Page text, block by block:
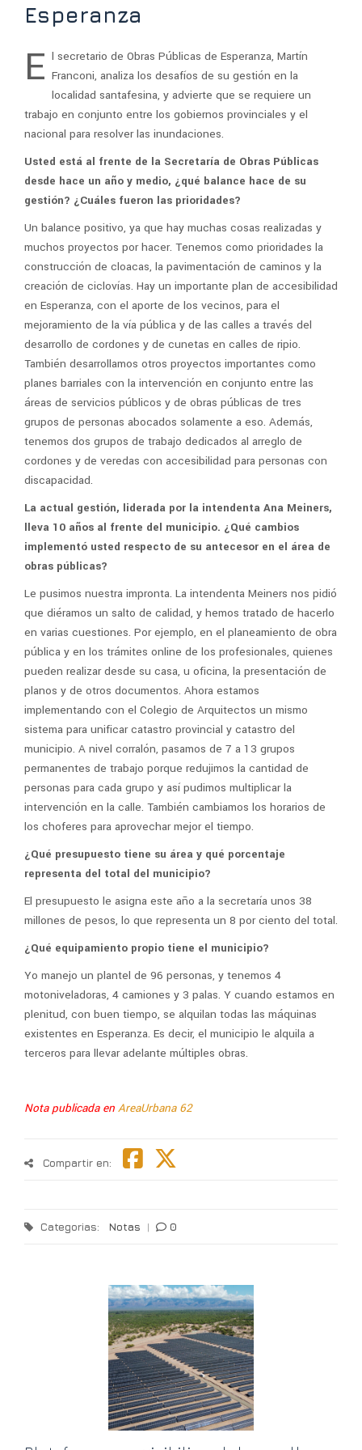
Esperanza
E l secretario de Obras Públicas de Esperanza, Martín
Franconi, analiza los desafíos de su gestión en la
localidad santafesina, y advierte que se requiere un
trabajo en conjunto entre los gobiernos provinciales y el
nacional para resolver las inundaciones.
Usted está al frente de la Secretaría de Obras Públicas
desde hace un año y medio, ¿qué balance hace de su
gestión? ¿Cuáles fueron las prioridades?
Un balance positivo, ya que hay muchas cosas realizadas y
muchos proyectos por hacer. Tenemos como prioridades la
construcción de cloacas, la pavimentación de caminos y la
creación de ciclovías. Hay un importante plan de accesibilidad
en Esperanza, con el aporte de los vecinos, para el
mejoramiento de la vía pública y de las calles a través del
desarrollo de cordones y de cunetas en calles de ripio.
También desarrollamos otros proyectos importantes como
planes barriales con la intervención en conjunto entre las
áreas de servicios públicos y de obras públicas de tres
grupos de personas abocados solamente a eso. Además,
tenemos dos grupos de trabajo dedicados al arreglo de
cordones y de veredas con accesibilidad para personas con
discapacidad.
La actual gestión, liderada por la intendenta Ana Meiners,
lleva 10 años al frente del municipio. ¿Qué cambios
implementó usted respecto de su antecesor en el área de
obras públicas?
Le pusimos nuestra impronta. La intendenta Meiners nos pidió
que diéramos un salto de calidad, y hemos tratado de hacerlo
en varias cuestiones. Por ejemplo, en el planeamiento de obra
pública y en los trámites online de los profesionales, quienes
pueden realizar desde su casa, u oficina, la presentación de
planos y de otros documentos. Ahora estamos
implementando con el Colegio de Arquitectos un mismo
sistema para unificar catastro provincial y catastro del
municipio. A nivel corralón, pasamos de 7 a 13 grupos
permanentes de trabajo porque redujimos la cantidad de
personas para cada grupo y así pudimos multiplicar la
intervención en la calle. También cambiamos los horarios de
los choferes para aprovechar mejor el tiempo.
¿Qué presupuesto tiene su área y qué porcentaje
representa del total del municipio?
El presupuesto le asigna este año a la secretaría unos 38
millones de pesos, lo que representa un 8 por ciento del total.
¿Qué equipamiento propio tiene el municipio?
Yo manejo un plantel de 96 personas, y tenemos 4
motoniveladoras, 4 camiones y 3 palas. Y cuando estamos en
plenitud, con buen tiempo, se alquilan todas las máquinas
existentes en Esperanza. Es decir, el municipio le alquila a
terceros para llevar adelante múltiples obras.
Nota publicada en AreaUrbana 62
Compartir en:
Categorias: Notas | 0